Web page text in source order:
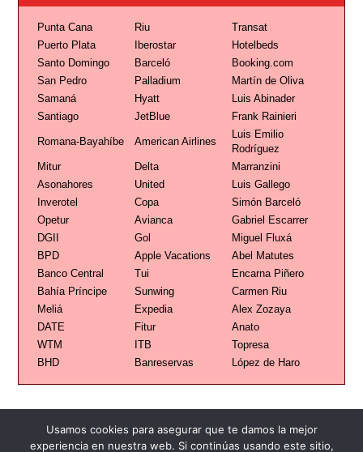
Punta Cana Riu
Transat
Puerto Plata
Iberostar
Hotelbeds
Santo Domingo
Barceló
Booking.com
San Pedro
Palladium
Martín de Oliva
Samaná
Hyatt
Luis Abinader
Santiago
JetBlue Frank Rainieri
Romana-Bayahíbe American Airlines
Luis Emilio
Rodríguez
Mitur
Delta
Marranzini
Asonahores
United
Luis Gallego
Inverotel
Copa
Simón Barceló
Opetur
Avianca
Gabriel Escarrer
DGII
Gol
Miguel Fluxá
BPD
Apple Vacations
Abel Matutes
Banco Central
Tui
Encarna Piñero
Bahía Príncipe
Sunwing
Carmen Riu
Meliá
Expedia
Alex Zozaya
DATE
Fitur
Anato
WTM
ITB
Topresa
BHD
Banreservas López de Haro
Usamos cookies para asegurar que te damos la mejor
experiencia en nuestra web. Si continúas usando este sitio,